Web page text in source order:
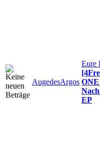
AugedesArgos
Eure
EP